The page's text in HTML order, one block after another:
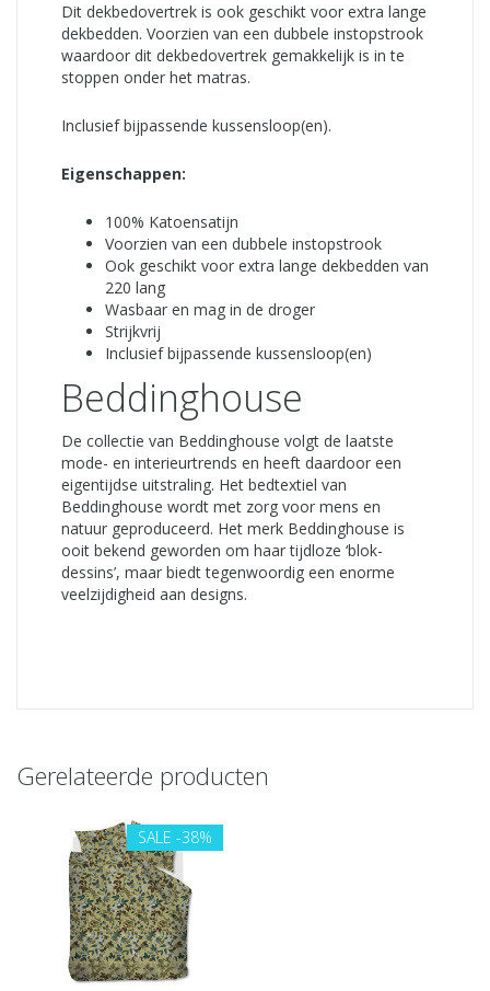
Dit dekbedovertrek is ook geschikt voor extra lange
dekbedden. Voorzien van een dubbele instopstrook
waardoor dit dekbedovertrek gemakkelijk is in te
stoppen onder het matras.
Inclusief bijpassende kussensloop(en).
Eigenschappen:
100% Katoensatijn
Voorzien van een dubbele instopstrook
Ook geschikt voor extra lange dekbedden van
220 lang
Wasbaar en mag in de droger
Strijkvrij
Inclusief bijpassende kussensloop(en)
Beddinghouse
De collectie van Beddinghouse volgt de laatste
mode- en interieurtrends en heeft daardoor een
eigentijdse uitstraling. Het bedtextiel van
Beddinghouse wordt met zorg voor mens en
natuur geproduceerd. Het merk Beddinghouse is
ooit bekend geworden om haar tijdloze ‘blok-
dessins’, maar biedt tegenwoordig een enorme
veelzijdigheid aan designs.
Gerelateerde producten
SALE -38%